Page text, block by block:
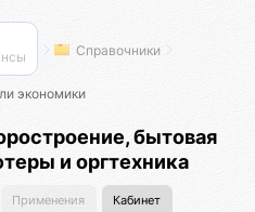
Справочники
экономики
бытовая
и оргтехника
Применения Кабинет